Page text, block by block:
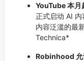
YouTube 本月
正式启动 AI
内容泛滥的最
Technica*
Robinhood 允